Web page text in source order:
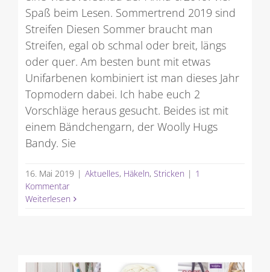
Spaß beim Lesen. Sommertrend 2019 sind
Streifen Diesen Sommer braucht man
Streifen, egal ob schmal oder breit, längs
oder quer. Am besten bunt mit etwas
Unifarbenen kombiniert ist man dieses Jahr
Topmodern dabei. Ich habe euch 2
Vorschläge heraus gesucht. Beides ist mit
einem Bändchengarn, der Woolly Hugs
Bandy. Sie
16. Mai 2019 | Aktuelles, Häkeln, Stricken | 1
Kommentar
Weiterlesen